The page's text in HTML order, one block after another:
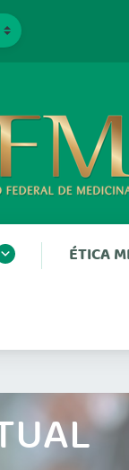
ÉTICA